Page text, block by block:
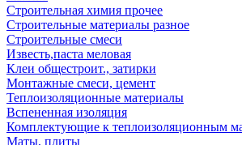
Строительная химия прочее
Строительные материалы разное
Строительные смеси
Известь,паста меловая
Клеи общестроит., затирки
Монтажные смеси, цемент
Теплоизоляционные материалы
Вспененная изоляция
Комплектующие к теплоизоляционным
Маты, плиты